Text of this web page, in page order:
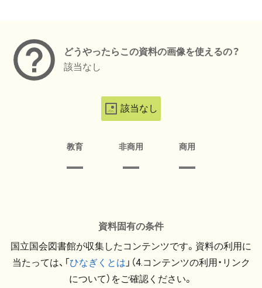
どうやったらこの資料の画像を使えるの？
該当なし
該当なし
教育 非商用 商用
資料固有の条件
国立国会図書館が収集したコンテンツです。資料の利用に
当たっては、「ひなぎくとは 」（4.コンテンツの利用・リンク
について）をご確認ください。